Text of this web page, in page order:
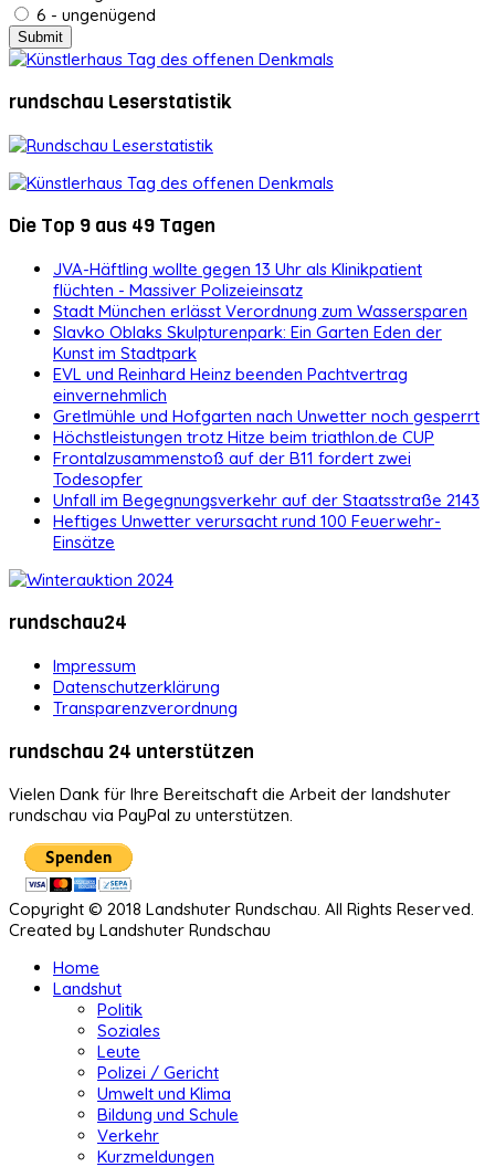
6 - ungenügend
rundschau Leserstatistik
Die Top 9 aus 49 Tagen
JVA-Häftling wollte gegen 13 Uhr als Klinikpatient
flüchten - Massiver Polizeieinsatz
Stadt München erlässt Verordnung zum Wassersparen
Slavko Oblaks Skulpturenpark: Ein Garten Eden der
Kunst im Stadtpark
EVL und Reinhard Heinz beenden Pachtvertrag
einvernehmlich
Gretlmühle und Hofgarten nach Unwetter noch gesperrt
Höchstleistungen trotz Hitze beim triathlon.de CUP
Frontalzusammenstoß auf der B11 fordert zwei
Todesopfer
Unfall im Begegnungsverkehr auf der Staatsstraße 2143
Heftiges Unwetter verursacht rund 100 Feuerwehr-
Einsätze
rundschau24
Impressum
Datenschutzerklärung
Transparenzverordnung
rundschau 24 unterstützen
Vielen Dank für Ihre Bereitschaft die Arbeit der landshuter
rundschau via PayPal zu unterstützen.
Copyright © 2018 Landshuter Rundschau. All Rights Reserved.
Created by Landshuter Rundschau
Home
Landshut
Politik
Soziales
Leute
Polizei / Gericht
Umwelt und Klima
Bildung und Schule
Verkehr
Kurzmeldungen